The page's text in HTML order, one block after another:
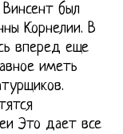
был
Корнелии. В
вперед еще
иметь
Это дает все